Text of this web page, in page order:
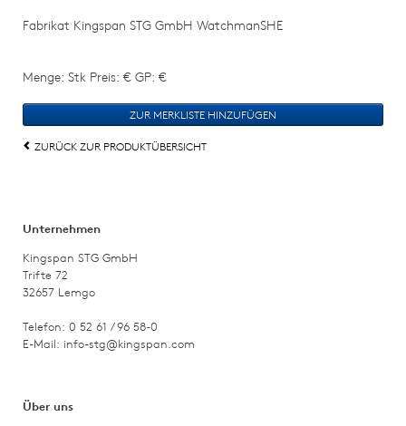
Fabrikat Kingspan STG GmbH WatchmanSHE
Menge: Stk Preis: € GP: €
ZURÜCK ZUR PRODUKTÜBERSICHT
Unternehmen
Kingspan STG GmbH
Trifte 72
32657 Lemgo
Telefon: 0 52 61 / 96 58-0
E-Mail: info-stg@kingspan.com
Über uns